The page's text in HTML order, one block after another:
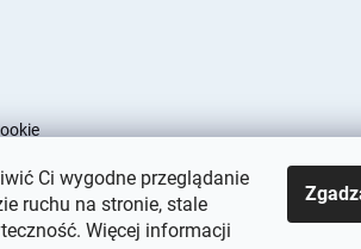
Ci wygodne przeglądanie
ruchu na stronie, stale
Więcej informacji